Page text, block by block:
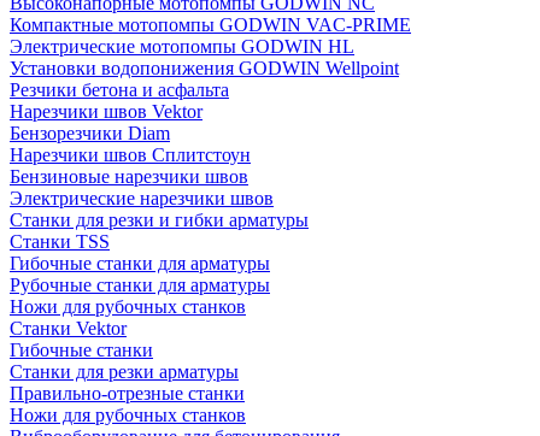
Компактные мотопомпы GODWIN VAC-PRIME
Электрические мотопомпы GODWIN HL
Установки водопонижения GODWIN Wellpoint
Резчики бетона и асфальта
Нарезчики швов Vektor
Бензорезчики Diam
Нарезчики швов Сплитстоун
Бензиновые нарезчики швов
Электрические нарезчики швов
Станки для резки и гибки арматуры
Станки TSS
Гибочные станки для арматуры
Рубочные станки для арматуры
Ножи для рубочных станков
Станки Vektor
Гибочные станки
Станки для резки арматуры
Правильно-отрезные станки
Ножи для рубочных станков